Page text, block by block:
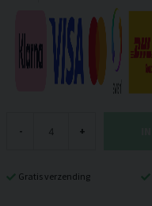
- +
Gratis verzending